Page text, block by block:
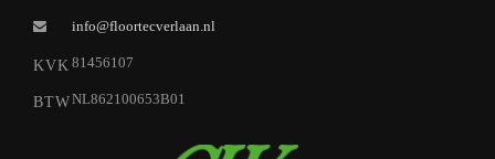
info@floortecverlaan.nl
KVK 81456107
BTWNL862100653B01